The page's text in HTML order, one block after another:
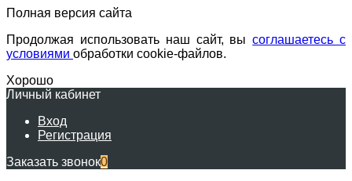
Полная версия сайта
Продолжая использовать наш сайт, высоглашаетесь с
условиями обработки cookie-файлов.
Хорошо
Личный кабинет
Вход
Регистрация
Заказать звонок0